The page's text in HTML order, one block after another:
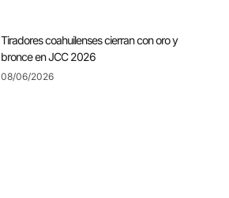
Tiradores coahuilenses cierran con oro y
bronce en JCC 2026
08/06/2026